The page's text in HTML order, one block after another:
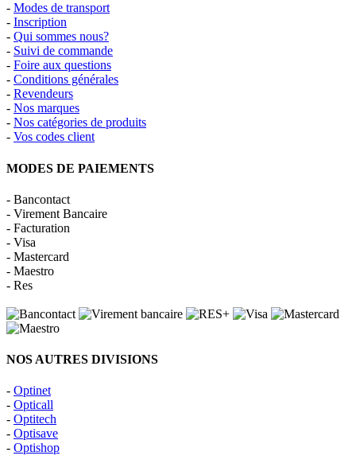
- Modes de transport
- Inscription
- Qui sommes nous?
- Suivi de commande
- Foire aux questions
- Conditions générales
- Revendeurs
- Nos marques
- Nos catégories de produits
- Vos codes client
MODES DE PAIEMENTS
- Bancontact
- Virement Bancaire
- Facturation
- Visa
- Mastercard
- Maestro
- Res
NOS AUTRES DIVISIONS
- Optinet
- Opticall
- Optitech
- Optisave
- Optishop